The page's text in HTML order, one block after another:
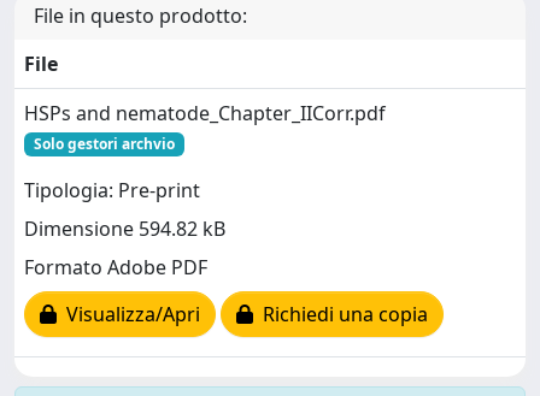
File in questo prodotto:
File
HSPs and nematode_Chapter_IICorr.pdf
Solo gestori archvio
Tipologia: Pre-print
Dimensione 594.82 kB
Formato Adobe PDF
Visualizza/Apri
Richiedi una copia